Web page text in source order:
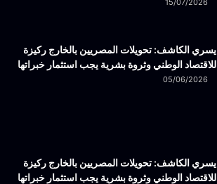
15/07/2026
يسري الكاشف: تحويلات المصريين بالخارج ركيزة
للاقتصاد الوطني وثروة بشرية يجب استثمار خبراتها
05/06/2026
يسري الكاشف: تحويلات المصريين بالخارج ركيزة
للاقتصاد الوطني وثروة بشرية يجب استثمار خبراتها